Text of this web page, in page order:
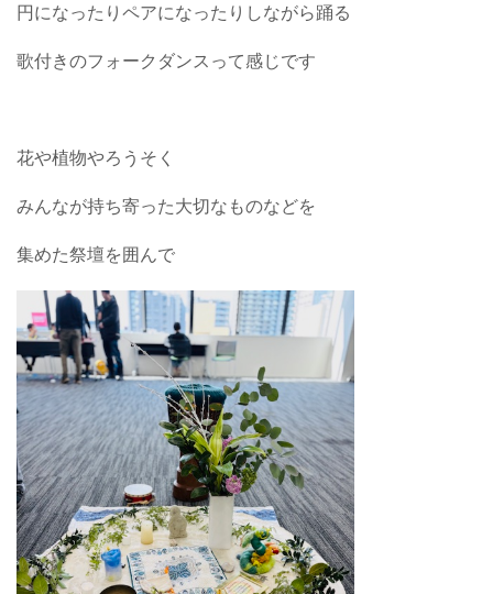
円になったりペアになったりしながら踊る
歌付きのフォークダンスって感じです
花や植物やろうそく
みんなが持ち寄った大切なものなどを
集めた祭壇を囲んで